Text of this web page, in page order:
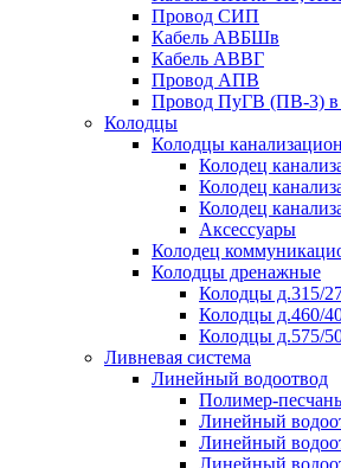
Провод СИП
Кабель АВБШв
Кабель АВВГ
Провод АПВ
Провод ПуГВ (ПВ-3) в
Колодцы
Колодцы
Колодец
Колодец
Колодец
Аксессуары
Колодец
Колодцы дренажные
Колодцы д.315/
Колодцы д.460/
Колодцы д.575/
Ливневая система
Линейный водоотвод
Полимер-
Линейный
Линейный
Линейный